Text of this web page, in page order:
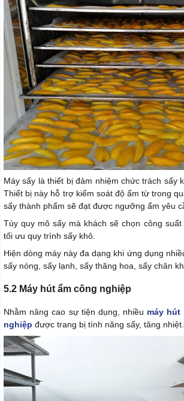
Máy sấy là thiết bị đảm nhiệm chức trách sấy
Thiết bị này hỗ trợ kiểm soát độ ẩm từ trong
sấy thành phẩm sẽ đạt được ngưỡng ẩm yêu
Tùy quy mô sấy mà khách sẽ chọn công
tối ưu quy trình sấy khô.
Hiện dòng máy này đa dạng khi ứng dụng
sấy nóng, sấy lạnh, sấy thăng hoa, sấy chân
5.2 Máy hút ẩm công nghiệp
Nhằm nâng cao sự tiện dụng, nhiều máy hút
nghiệp được trang bị tính năng sấy, tăng nhiệt.